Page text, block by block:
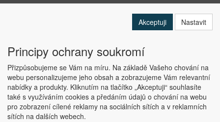
Copyright © ABRA Software a.s. 2019
Akceptuji Nastavit
Principy ochrany soukromí
Přizpůsobujeme se Vám na míru. Na základě Vašeho chování na
webu personalizujeme jeho obsah a zobrazujeme Vám relevantní
nabídky a produkty. Kliknutím na tlačítko „Akceptuji“ souhlasíte
také s využíváním cookies a předáním údajů o chování na webu
pro zobrazení cílené reklamy na sociálních sítích a v reklamních
sítích na dalších webech.